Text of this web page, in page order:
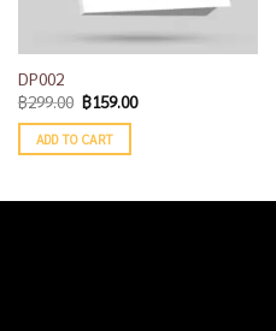
DP002
฿299.00 ฿159.00
ADD TO CART